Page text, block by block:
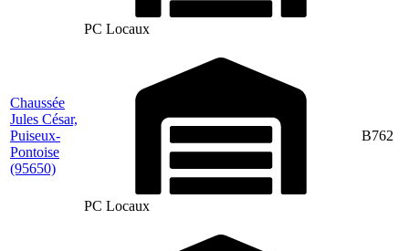
PC Locaux
Chaussée
Jules César,
Puiseux-
Pontoise
(95650)
PC Locaux
B762